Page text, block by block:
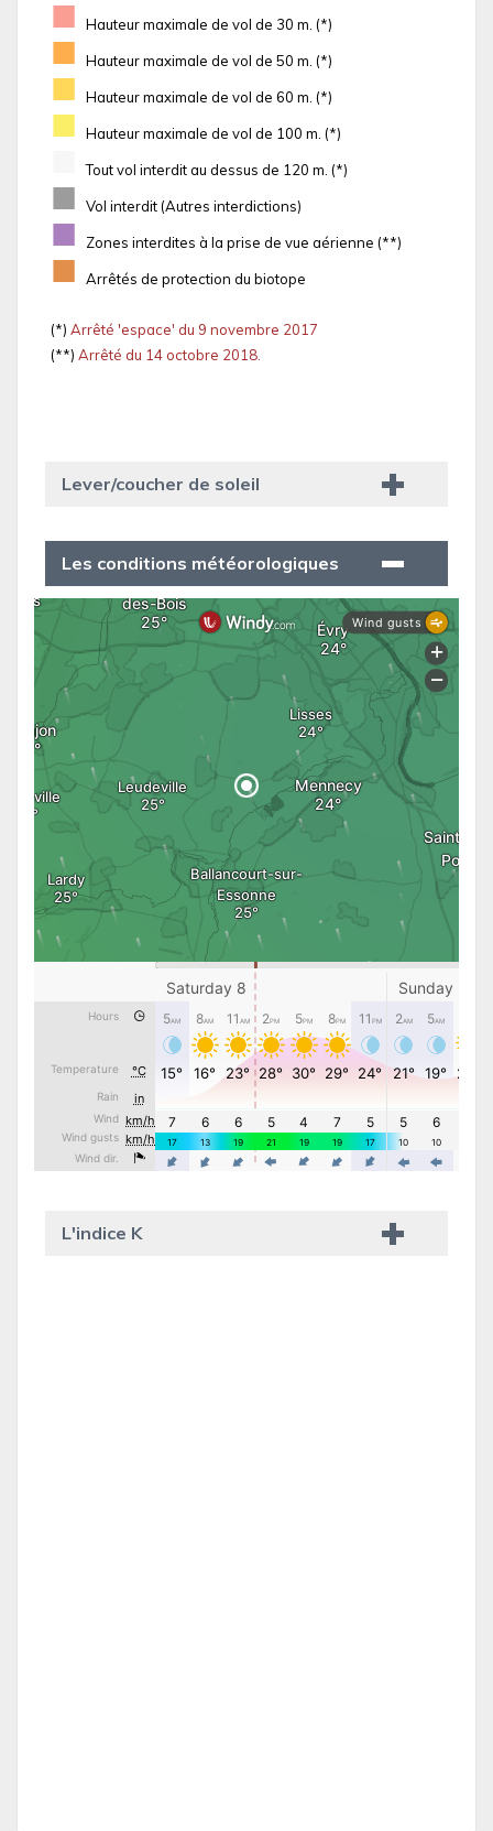
■ Hauteur maximale de vol de 30 m. (*)
■ Hauteur maximale de vol de 50 m. (*)
■ Hauteur maximale de vol de 60 m. (*)
■ Hauteur maximale de vol de 100 m. (*)
Tout vol interdit au dessus de 120 m. (*)
■ Vol interdit (Autres interdictions)
■ Zones interdites à la prise de vue aérienne (**)
■ Arrêtés de protection du biotope
(*) Arrêté 'espace' du 9 novembre 2017
(**) Arrêté du 14 octobre 2018.
Lever/coucher de soleil
Les conditions météorologiques
L'indice K